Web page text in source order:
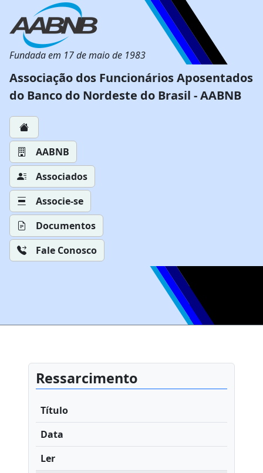
Fundada em 17 de maio de 1983
Associação dos Funcionários Aposentados
do Banco do Nordeste do Brasil - AABNB
AABNB
Associados
Associe-se
Documentos
Fale Conosco
Ressarcimento
Título
Data
Ler